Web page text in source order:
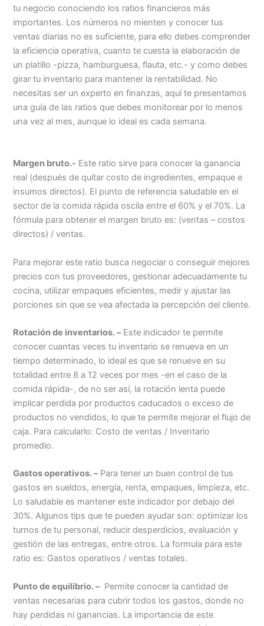
tu negocio conociendo los ratios financieros más
importantes. Los números no mienten y conocer tus
ventas diarias no es suficiente, para ello debes comprender
la eficiencia operativa, cuanto te cuesta la elaboración de
un platillo -pizza, hamburguesa, flauta, etc.- y como debes
girar tu inventario para mantener la rentabilidad. No
necesitas ser un experto en finanzas, aquí te presentamos
una guía de las ratios que debes monitorear por lo menos
una vez al mes, aunque lo ideal es cada semana.
Margen bruto.- Este ratio sirve para conocer la ganancia
real (después de quitar costo de ingredientes, empaque e
insumos directos). El punto de referencia saludable en el
sector de la comida rápida oscila entre el 60% y el 70%. La
fórmula para obtener el margen bruto es: (ventas – costos
directos) / ventas.
Para mejorar este ratio busca negociar o conseguir mejores
precios con tus proveedores, gestionar adecuadamente tu
cocina, utilizar empaques eficientes, medir y ajustar las
porciones sin que se vea afectada la percepción del cliente.
Rotación de inventarios. –Este indicador te permite
conocer cuantas veces tu inventario se renueva en un
tiempo determinado, lo ideal es que se renueve en su
totalidad entre 8 a 12 veces por mes -en el caso de la
comida rápida-, de no ser así, la rotación lenta puede
implicar perdida por productos caducados o exceso de
productos no vendidos, lo que te permite mejorar el flujo de
caja. Para calcularlo: Costo de ventas / Inventario
promedio.
Gastos operativos. –Para tener un buen control de tus
gastos en sueldos, energía, renta, empaques, limpieza, etc.
Lo saludable es mantener este indicador por debajo del
30%. Algunos tips que te pueden ayudar son: optimizar los
turnos de tu personal, reducir desperdicios, evaluación y
gestión de las entregas, entre otros. La formula para este
ratio es: Gastos operativos / ventas totales.
Punto de equilibrio. –Permite conocer la cantidad de
ventas necesarias para cubrir todos los gastos, donde no
hay perdidas ni ganancias. La importancia de este